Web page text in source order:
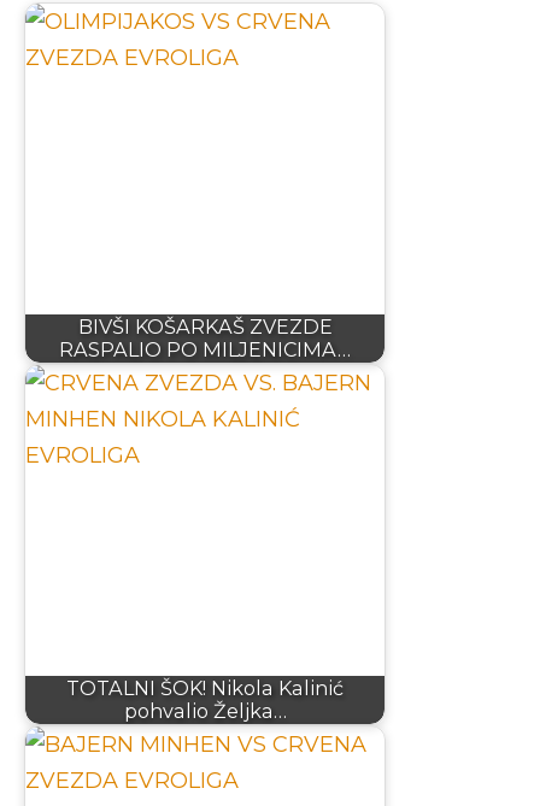
BIVŠI KOŠARKAŠ ZVEZDE
RASPALIO PO MILJENICIMA…
TOTALNI ŠOK! Nikola Kalinić
pohvalio Željka…